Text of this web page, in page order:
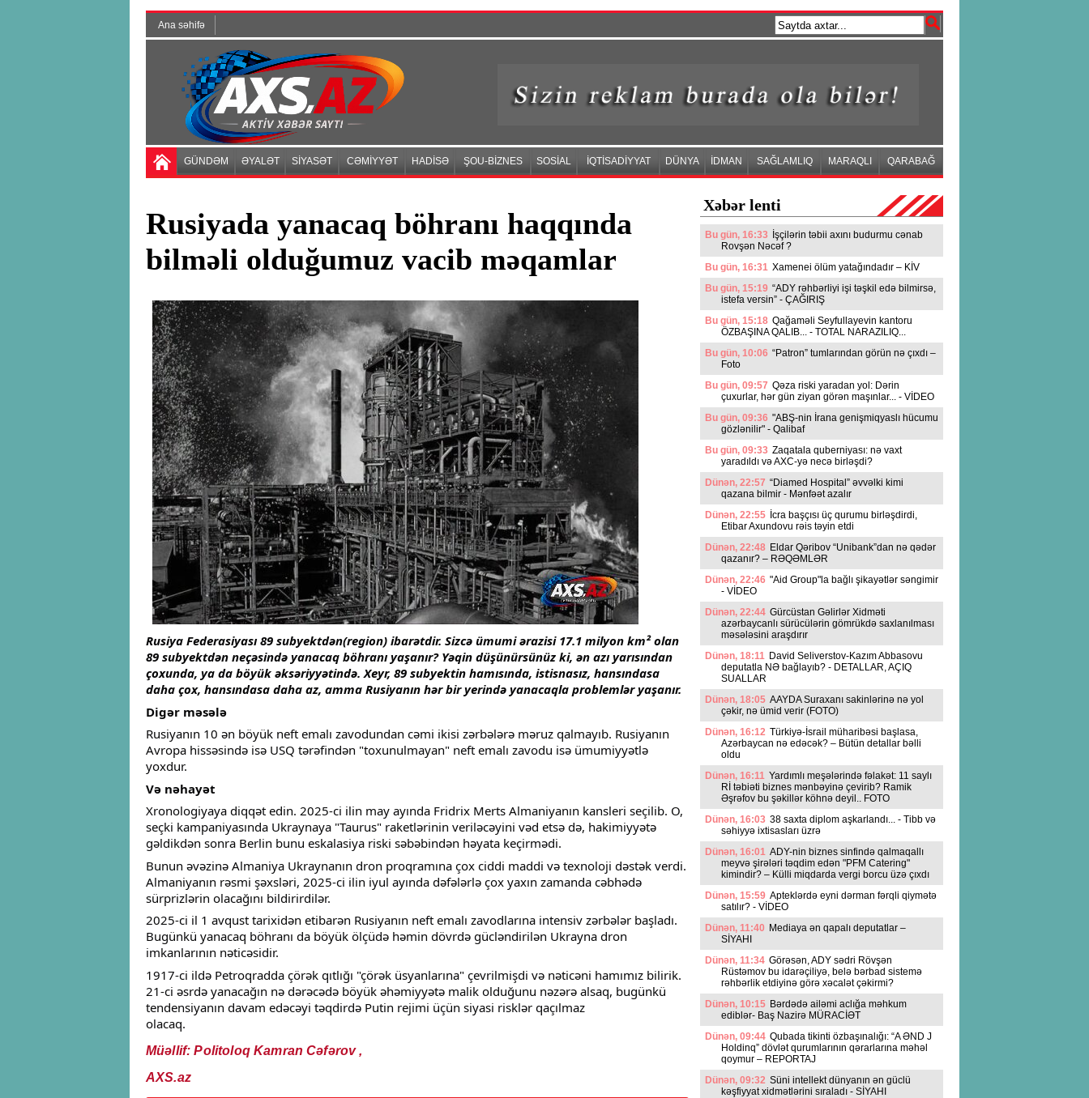
Ana səhifə
GÜNDƏM ƏYALƏT SİYASƏT CƏMİYYƏT HADİSƏ ŞOU-BİZNES SOSİAL İQTİSADİYYAT DÜNYA İDMAN SAĞLAMLIQ MARAQLI QARABAĞ
Rusiyada yanacaq böhranı haqqında
bilməli olduğumuz vacib məqamlar
Rusiya Federasiyası 89 subyektdən(region) ibarətdir. Sizcə ümumi ərazisi 17.1 milyon km² olan
89 subyektdən neçəsində yanacaq böhranı yaşanır? Yəqin düşünürsünüz ki, ən azı yarısından
çoxunda, ya da böyük əksəriyyətində. Xeyr, 89 subyektin hamısında, istisnasız, hansındasa
daha çox, hansındasa daha az, amma Rusiyanın hər bir yerində yanacaqla problemlər yaşanır.
Digər məsələ
Rusiyanın 10 ən böyük neft emalı zavodundan cəmi ikisi zərbələrə məruz qalmayıb. Rusiyanın
Avropa hissəsində isə USQ tərəfindən "toxunulmayan" neft emalı zavodu isə ümumiyyətlə
yoxdur.
Və nəhayət
Xronologiyaya diqqət edin. 2025-ci ilin may ayında Fridrix Merts Almaniyanın kansleri seçilib. O,
seçki kampaniyasında Ukraynaya "Taurus" raketlərinin veriləcəyini vəd etsə də, hakimiyyətə
gəldikdən sonra Berlin bunu eskalasiya riski səbəbindən həyata keçirmədi.
Bunun əvəzinə Almaniya Ukraynanın dron proqramına çox ciddi maddi və texnoloji dəstək verdi.
Almaniyanın rəsmi şəxsləri, 2025-ci ilin iyul ayında dəfələrlə çox yaxın zamanda cəbhədə
sürprizlərin olacağını bildirirdilər.
2025-ci il 1 avqust tarixidən etibarən Rusiyanın neft emalı zavodlarına intensiv zərbələr başladı.
Bugünkü yanacaq böhranı da böyük ölçüdə həmin dövrdə gücləndirilən Ukrayna dron
imkanlarının nəticəsidir.
1917-ci ildə Petroqradda çörək qıtlığı "çörək üsyanlarına" çevrilmişdi və nəticəni hamımız bilirik.
21-ci əsrdə yanacağın nə dərəcədə böyük əhəmiyyətə malik olduğunu nəzərə alsaq, bugünkü
tendensiyanın davam edəcəyi təqdirdə Putin rejimi üçün siyasi risklər qaçılmaz
olacaq.
Müəllif: Politoloq Kamran Cəfərov ,
AXS.az
Xəbər lenti
Bu gün, 16:33
İşçilərin təbii axını budurmu cənab
Rovşən Nəcəf ?
Bu gün, 16:31 Xamenei ölüm yatağındadır – KİV
Bu gün, 15:19 “ADY rəhbərliyi işi təşkil edə bilmirsə,
istefa versin” - ÇAĞIRIŞ
Bu gün, 15:18 Qağaməli Seyfullayevin kantoru
ÖZBAŞINA QALIB... - TOTAL NARAZILIQ...
Bu gün, 10:06 “Patron” tumlarından görün nə çıxdı –
Foto
Bu gün, 09:57 Qəza riski yaradan yol: Dərin
çuxurlar, hər gün ziyan görən maşınlar... - VİDEO
Bu gün, 09:36 "ABŞ-nin İrana genişmiqyaslı hücumu
gözlənilir" - Qalibaf
Bu gün, 09:33 Zaqatala quberniyası: nə vaxt
yaradıldı və AXC-yə necə birləşdi?
Dünən, 22:57 “Diamed Hospital” əvvəlki kimi
qazana bilmir - Mənfəət azalır
Dünən, 22:55 İcra başçısı üç qurumu birləşdirdi,
Etibar Axundovu rəis təyin etdi
Dünən, 22:48 Eldar Qəribov “Unibank”dan nə qədər
qazanır? – RƏQƏMLƏR
Dünən, 22:46 "Aid Group"la bağlı şikayətlər səngimir
- VİDEO
Dünən, 22:44 Gürcüstan Gəlirlər Xidməti
azərbaycanlı sürücülərin gömrükdə saxlanılması
məsələsini araşdırır
Dünən, 18:11 David Seliverstov-Kazım Abbasovu
deputatla NƏ bağlayıb? - DETALLAR, AÇIQ
SUALLAR
Dünən, 18:05 AAYDA Suraxanı sakinlərinə nə yol
çəkir, nə ümid verir (FOTO)
Dünən, 16:12 Türkiyə-İsrail müharibəsi başlasa,
Azərbaycan nə edəcək? – Bütün detallar bəlli
oldu
Dünən, 16:11 Yardımlı meşələrində fəlakət: 11 saylı
Rİ təbiəti biznes mənbəyinə çevirib? Ramik
Əşrəfov bu şəkillər köhnə deyil.. FOTO
Dünən, 16:03 38 saxta diplom aşkarlandı... - Tibb və
səhiyyə ixtisasları üzrə
Dünən, 16:01 ADY-nin biznes sinfində qalmaqallı
meyvə şirələri təqdim edən "PFM Catering"
kimindir? – Külli miqdarda vergi borcu üzə çıxdı
Dünən, 15:59 Apteklərdə eyni dərman fərqli qiymətə
satılır? - VİDEO
Dünən, 11:40 Mediaya ən qapalı deputatlar –
SİYAHI
Dünən, 11:34 Görəsən, ADY sədri Rövşən
Rüstəmov bu idarəçiliyə, belə bərbad sistemə
rəhbərlik etdiyinə görə xəcalət çəkirmi?
Dünən, 10:15 Bərdədə ailəmi aclığa məhkum
ediblər- Baş Nazirə MÜRACİƏT
Dünən, 09:44 Qubada tikinti özbaşınalığı: “A ƏND J
Holdinq” dövlət qurumlarının qərarlarına məhəl
qoymur – REPORTAJ
Dünən, 09:32 Süni intellekt dünyanın ən güclü
kəşfiyyat xidmətlərini sıraladı - SİYAHI